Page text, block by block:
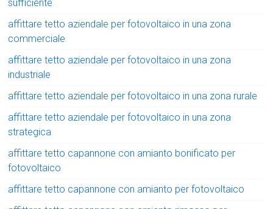
sufficiente
affittare tetto aziendale per fotovoltaico in una zona
commerciale
affittare tetto aziendale per fotovoltaico in una zona
industriale
affittare tetto aziendale per fotovoltaico in una zona rurale
affittare tetto aziendale per fotovoltaico in una zona
strategica
affittare tetto capannone con amianto bonificato per
fotovoltaico
affittare tetto capannone con amianto per fotovoltaico